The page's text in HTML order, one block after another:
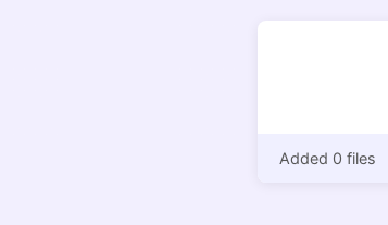
Added 0 files